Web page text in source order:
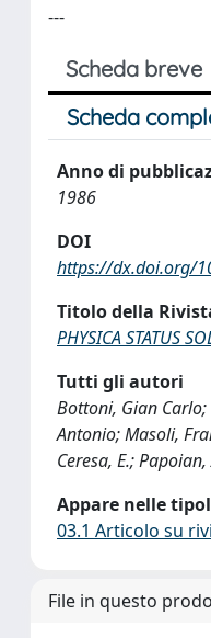
---
Scheda breve
Scheda
Anno di
1986
DOI
https://dx.doi.org/
Titolo della
PHYSICA STATUS
Tutti gli autori
Bottoni, Gian
Antonio; Masoli,
Ceresa, E.; Papoian,
Appare nelle
03.1 Articolo su
File in questo